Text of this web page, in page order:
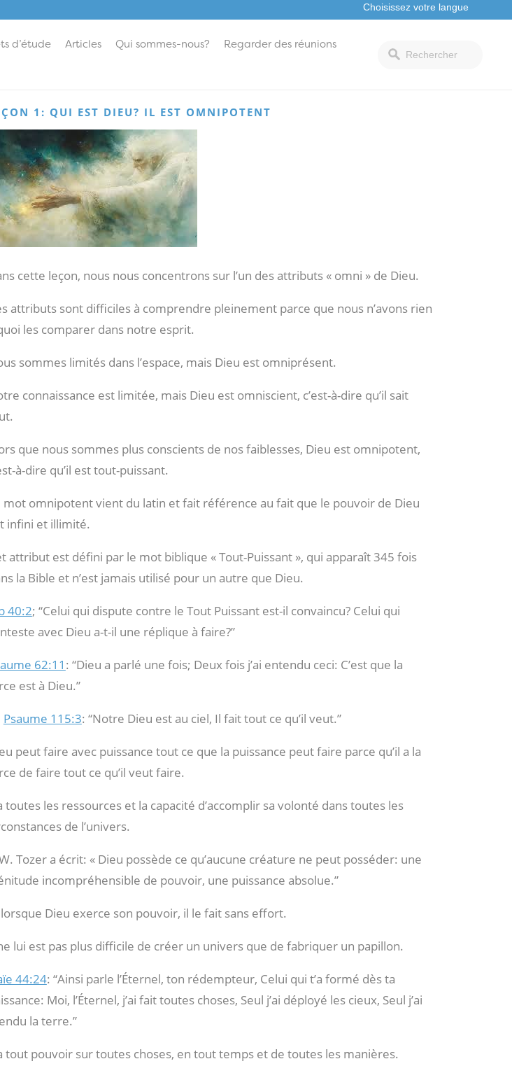
d’étude Articles Qui sommes-nous?
Regarder des réunions
1: QUI EST DIEU? IL EST OMNIPOTENT
cette leçon, nous nous concentrons sur l’un des attributs « omni » de Dieu.
attributs sont difficiles à comprendre pleinement parce que nous n’avons rien
les comparer dans notre esprit.
sommes limités dans l’espace, mais Dieu est omniprésent.
connaissance est limitée, mais Dieu est omniscient, c’est-à-dire qu’il sait
que nous sommes plus conscients de nos faiblesses, Dieu est omnipotent,
à-dire qu’il est tout-puissant.
mot omnipotent vient du latin et fait référence au fait que le pouvoir de Dieu
infini et illimité.
attribut est défini par le mot biblique « Tout-Puissant », qui apparaît 345 fois
la Bible et n’est jamais utilisé pour un autre que Dieu.
40:2; “Celui qui dispute contre le Tout Puissant est-il convaincu? Celui qui
avec Dieu a-t-il une réplique à faire?”
62:11 : “Dieu a parlé une fois; Deux fois j’ai entendu ceci: C’est que la
est à Dieu.”
Psaume 115:3: “Notre Dieu est au ciel, Il fait tout ce qu’il veut.”
peut faire avec puissance tout ce que la puissance peut faire parce qu’il a la
de faire tout ce qu’il veut faire.
toutes les ressources et la capacité d’accomplir sa volonté dans toutes les
de l’univers.
Tozer a écrit: « Dieu possède ce qu’aucune créature ne peut posséder: une
incompréhensible de pouvoir, une puissance absolue.”
lorsque Dieu exerce son pouvoir, il le fait sans effort.
lui est pas plus difficile de créer un univers que de fabriquer un papillon.
44:24: “Ainsi parle l’Éternel, ton rédempteur, Celui qui t’a formé dès ta
Moi, l’Éternel, j’ai fait toutes choses, Seul j’ai déployé les cieux, Seul j’ai
la terre.”
tout pouvoir sur toutes choses, en tout temps et de toutes les manières.